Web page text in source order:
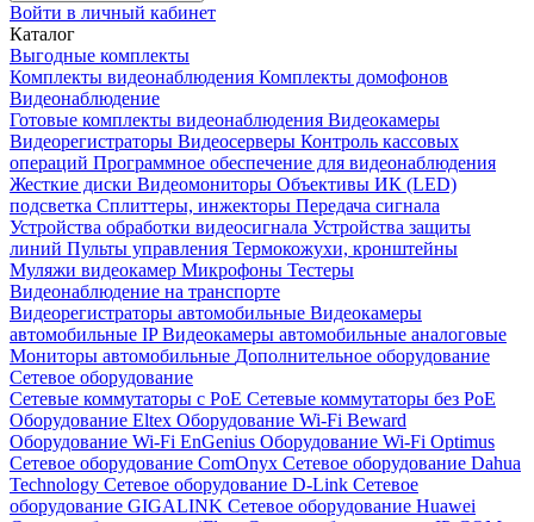
Войти в личный кабинет
Каталог
Выгодные комплекты
Комплекты видеонаблюдения Комплекты домофонов
Видеонаблюдение
Готовые комплекты видеонаблюдения Видеокамеры
Видеорегистраторы Видеосерверы Контроль кассовых
операций Программное обеспечение для видеонаблюдения
Жесткие диски Видеомониторы Объективы ИК (LED)
подсветка Сплиттеры, инжекторы Передача сигнала
Устройства обработки видеосигнала Устройства защиты
линий Пульты управления Термокожухи, кронштейны
Муляжи видеокамер Микрофоны Тестеры
Видеонаблюдение на транспорте
Видеорегистраторы автомобильные Видеокамеры
автомобильные IPВидеокамеры автомобильные аналоговые
Мониторы автомобильные Дополнительное оборудование
Сетевое оборудование
Сетевые коммутаторы с РоЕ Сетевые коммутаторы без РоЕ
Оборудование Eltex Оборудование Wi-Fi Beward
Оборудование Wi-Fi EnGenius Оборудование Wi-Fi Optimus
Сетевое оборудование ComOnyx Сетевое оборудование Dahua
Technology Сетевое оборудование D-Link Сетевое
оборудование GIGALINK Сетевое оборудование Huawei